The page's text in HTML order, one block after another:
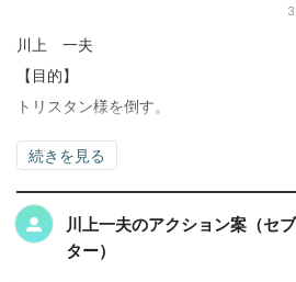
川上 一夫
【目的】
トリスタン様を倒す。
続きを見る
川上一夫のアクション案（セ
ター）